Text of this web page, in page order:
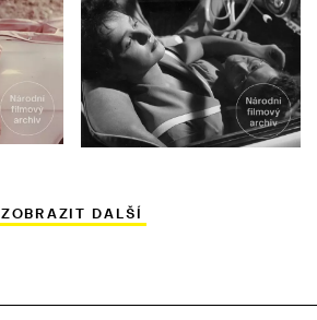
ZOBRAZIT DALŠÍ